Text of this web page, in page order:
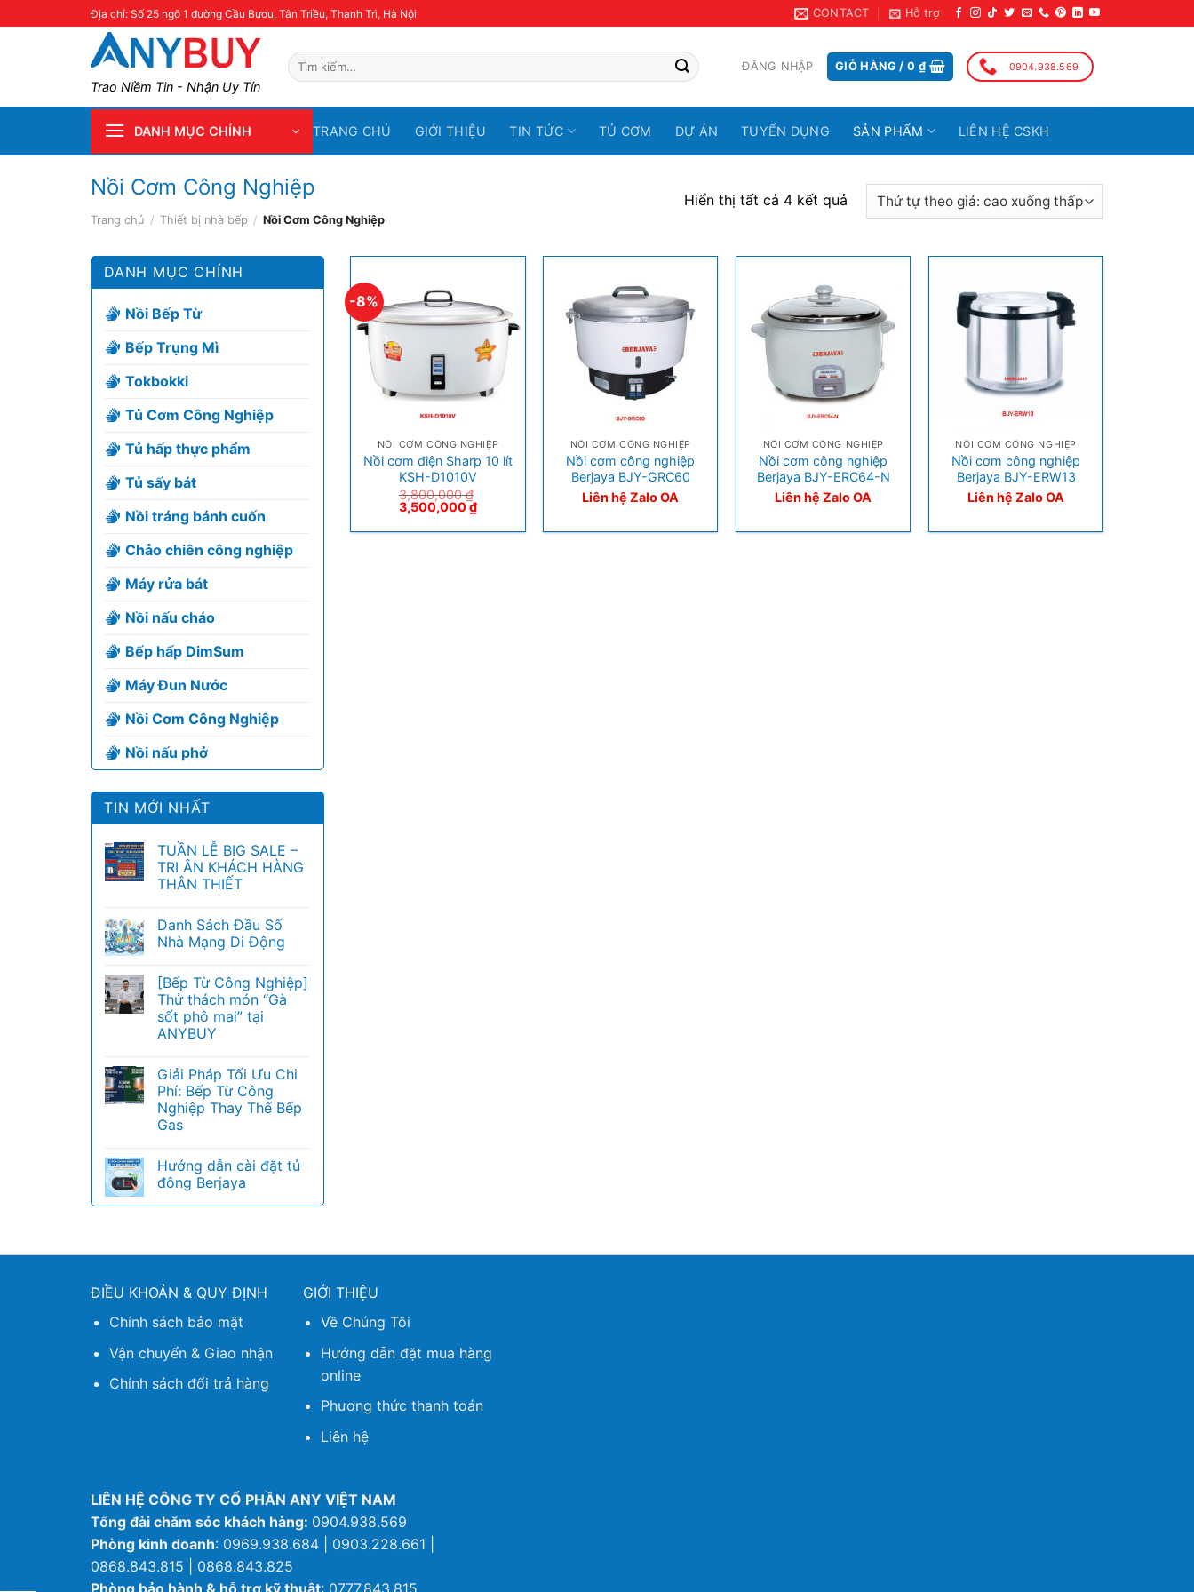
Địa chỉ: Số 25 ngõ 1 đường Cầu Bươu, Tân Triều, Thanh Trì, Hà Nội CONTACT Hỗ trợ
Trao Niềm Tin - Nhận Uy Tín
Tìm
kiếm:
ĐĂNG NHẬP GIỎ HÀNG /0 ₫ 0904.938.569
DANH MỤC CHÍNH TRANG CHỦ GIỚI THIỆU TIN TỨC TỦ CƠM DỰ ÁN TUYỂN DỤNG SẢN PHẨM LIÊN HỆ CSKH
Nồi Cơm Công Nghiệp
Trang chủ / Thiết bị nhà bếp / Nồi Cơm Công Nghiệp
Hiển thị tất cả 4 kết quả
DANH MỤC CHÍNH
Nồi Bếp Từ
Bếp Trụng Mì
Tokbokki
Tủ Cơm Công Nghiệp
Tủ hấp thực phẩm
Tủ sấy bát
Nồi tráng bánh cuốn
Chảo chiên công nghiệp
Máy rửa bát
Nồi nấu cháo
Bếp hấp DimSum
Máy Đun Nước
Nồi Cơm Công Nghiệp
Nồi nấu phở
TIN MỚI NHẤT
TUẦN LỄ BIG SALE –
TRI ÂN KHÁCH HÀNG
THÂN THIẾT
Danh Sách Đầu Số
Nhà Mạng Di Động
[Bếp Từ Công Nghiệp]
Thử thách món “Gà
sốt phô mai” tại
ANYBUY
Giải Pháp Tối Ưu Chi
Phí: Bếp Từ Công
Nghiệp Thay Thế Bếp
Gas
Hướng dẫn cài đặt tủ
đông Berjaya
-8%
NỒI CƠM CÔNG NGHIỆP
Nồi cơm điện Sharp 10 lít
KSH-D1010V
3,800,000₫
3,500,000₫
NỒI CƠM CÔNG NGHIỆP
Nồi cơm công nghiệp
Berjaya BJY-GRC60
Liên hệ Zalo OA
NỒI CƠM CÔNG NGHIỆP
Nồi cơm công nghiệp
Berjaya BJY-ERC64-N
Liên hệ Zalo OA
NỒI CƠM CÔNG NGHIỆP
Nồi cơm công nghiệp
Berjaya BJY-ERW13
Liên hệ Zalo OA
ĐIỀU KHOẢN & QUY ĐỊNH
Chính sách bảo mật
Vận chuyển & Giao nhận
Chính sách đổi trả hàng
GIỚI THIỆU
Về Chúng Tôi
Hướng dẫn đặt mua hàng
online
Phương thức thanh toán
Liên hệ
LIÊN HỆ CÔNG TY CỔ PHẦN ANY VIỆT NAM
Tổng đài chăm sóc khách hàng: 0904.938.569
Phòng kinh doanh: 0969.938.684 | 0903.228.661 |
0868.843.815 | 0868.843.825
Phòng bảo hành & hỗ trợ kỹ thuật: 0777.843.815